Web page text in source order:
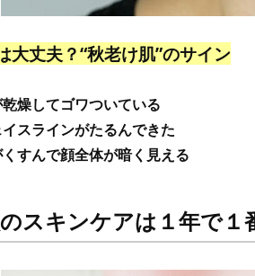
：
の
大丈夫？“秋老け肌”のサイン
燥してゴワついている
スラインがたるんできた
すんで顔全体が暗く見える
スキンケアは１年で１